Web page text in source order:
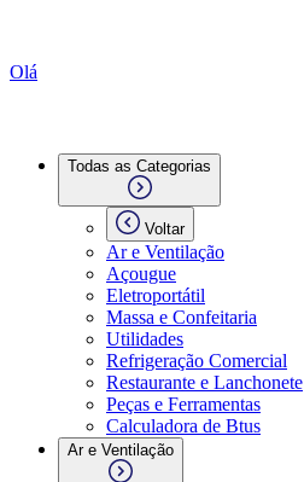
Olá
Todas as Categorias
Voltar
Ar e Ventilação
Açougue
Eletroportátil
Massa e Confeitaria
Utilidades
Refrigeração Comercial
Restaurante e Lanchonete
Peças e Ferramentas
Calculadora de Btus
Ar e Ventilação